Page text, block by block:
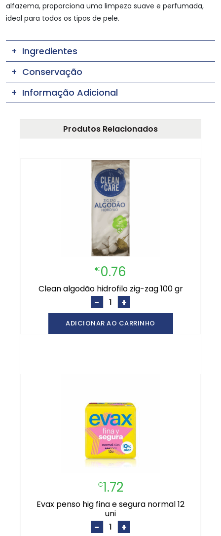
alfazema, proporciona uma limpeza suave e perfumada,
ideal para todos os tipos de pele.
Ingredientes
Conservação
Informação Adicional
Produtos Relacionados
€0.76
clean algodão hidrofilo zig-zag 100 gr
- +
ADICIONAR AO CARRINHO
€1.72
evax penso hig fina e segura normal 12
uni
- +